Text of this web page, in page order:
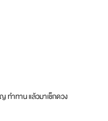
ทำทาน แล้วมาเช็กดวง